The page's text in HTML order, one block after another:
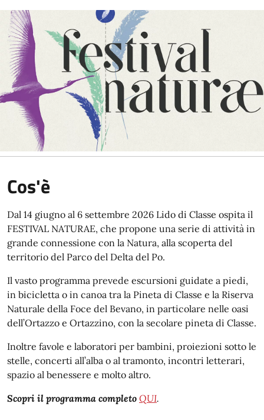
Cos'è
Dal 14 giugno al 6 settembre 2026 Lido di Classe ospita il
FESTIVAL NATURAE, che propone una serie di attività in
grande connessione con la Natura, alla scoperta del
territorio del Parco del Delta del Po.
Il vasto programma prevede escursioni guidate a piedi,
in bicicletta o in canoa tra la Pineta di Classe e la Riserva
Naturale della Foce del Bevano, in particolare nelle oasi
dell’Ortazzo e Ortazzino, con la secolare pineta di Classe.
Inoltre favole e laboratori per bambini, proiezioni sotto le
stelle, concerti all’alba o al tramonto, incontri letterari,
spazio al benessere e molto altro.
Scopri il programma completo QUI.